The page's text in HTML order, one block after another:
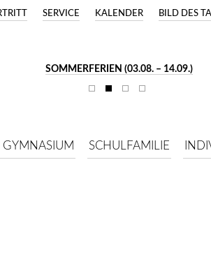
BILD DES
KALENDER
SERVICE
SOMMERFERIEN (03.08. – 14.09.)
GYMNASIUM SCHULFAMILIE